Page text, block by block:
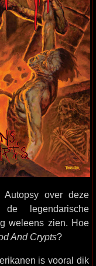
over deze
legendarische
weleens zien. Hoe
And Crypts?
is vooral dik